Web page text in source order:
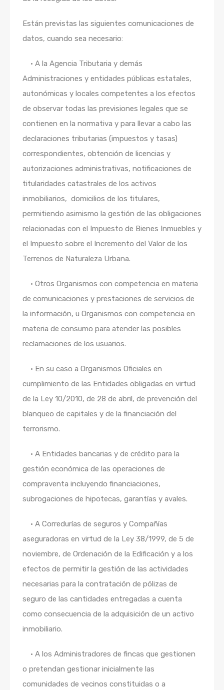
Están previstas las siguientes comunicaciones de
datos, cuando sea necesario:
• A la Agencia Tributaria y demás
Administraciones y entidades públicas estatales,
autonómicas y locales competentes a los efectos
de observar todas las previsiones legales que se
contienen en la normativa y para llevar a cabo las
declaraciones tributarias (impuestos y tasas)
correspondientes, obtención de licencias y
autorizaciones administrativas, notificaciones de
titularidades catastrales de los activos
inmobiliarios, domicilios de los titulares,
permitiendo asimismo la gestión de las obligaciones
relacionadas con el Impuesto de Bienes Inmuebles y
el Impuesto sobre el Incremento del Valor de los
Terrenos de Naturaleza Urbana.
• Otros Organismos con competencia en materia
de comunicaciones y prestaciones de servicios de
la información, u Organismos con competencia en
materia de consumo para atender las posibles
reclamaciones de los usuarios.
• En su caso a Organismos Oficiales en
cumplimiento de las Entidades obligadas en virtud
de la Ley 10/2010, de 28 de abril, de prevención del
blanqueo de capitales y de la financiación del
terrorismo.
• A Entidades bancarias y de crédito para la
gestión económica de las operaciones de
compraventa incluyendo financiaciones,
subrogaciones de hipotecas, garantías y avales.
• A Corredurías de seguros y Compañías
aseguradoras en virtud de la Ley 38/1999, de 5 de
noviembre, de Ordenación de la Edificación y a los
efectos de permitir la gestión de las actividades
necesarias para la contratación de pólizas de
seguro de las cantidades entregadas a cuenta
como consecuencia de la adquisición de un activo
inmobiliario.
• A los Administradores de fincas que gestionen
o pretendan gestionar inicialmente las
comunidades de vecinos constituidas o a